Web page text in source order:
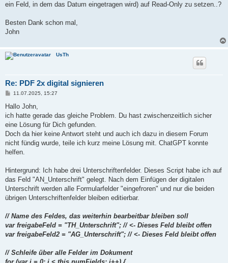
ein Feld, in dem das Datum eingetragen wird) auf Read-Only zu setzen..?
Besten Dank schon mal,
John
UsTh
Re: PDF 2x digital signieren
B
i
r
a
11.07.2025, 15:27
Hallo John,
ich hatte gerade das gleiche Problem. Du hast zwischenzeitlich sicher
eine Lösung für Dich gefunden.
Doch da hier keine Antwort steht und auch ich dazu in diesem Forum
nicht fündig wurde, teile ich kurz meine Lösung mit. ChatGPT konnte
helfen.
Hintergrund: Ich habe drei Unterschriftenfelder. Dieses Script habe ich auf
das Feld "AN_Unterschrift" gelegt. Nach dem Einfügen der digitalen
Unterschrift werden alle Formularfelder "eingefroren" und nur die beiden
übrigen Unterschriftenfelder bleiben editierbar.
// Name des Feldes, das weiterhin bearbeitbar bleiben soll
var freigabeFeld = "TH_Unterschrift"; // <- Dieses Feld bleibt offen
var freigabeFeld2 = "AG_Unterschrift"; // <- Dieses Feld bleibt offen
// Schleife über alle Felder im Dokument